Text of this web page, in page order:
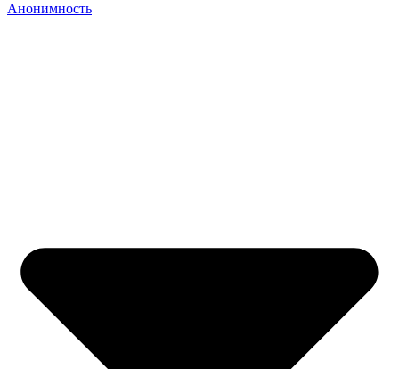
Анонимность